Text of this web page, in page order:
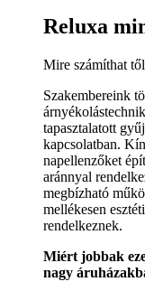
Reluxa
Mire számíthat
Szakembereink
tapasztalatott
kapcsolatban.
napellenzőket
aránnyal
megbízható
mellékesen
rendelkeznek.
Miért jobbak
nagy